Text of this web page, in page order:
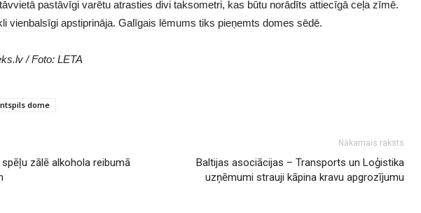
pastāvīgi varētu atrasties divi taksometri, kas būtu norādīts attiecīgā ceļa zīmē.
vienbalsīgi apstiprināja. Galīgais lēmums tiks pieņemts domes sēdē.
/ Foto: LETA
dome
zālē alkohola reibumā
Nākamais raksts
Baltijas asociācijas – Transports un Loģistika
uzņēmumi strauji kāpina kravu apgrozījumu